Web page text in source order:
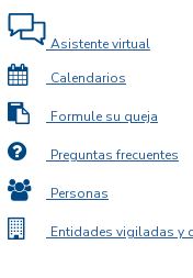
Asistente virtual
Calendarios
Formule su queja
Preguntas frecuentes
Personas
Entidades vigiladas y